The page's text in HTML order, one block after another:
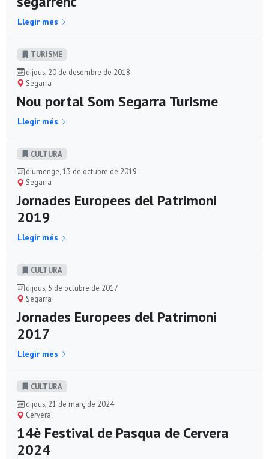
Llegir més
TURISME
dijous, 20 de desembre de 2018
Segarra
Nou portal Som Segarra Turisme
Llegir més
CULTURA
diumenge, 13 de octubre de 2019
Segarra
Jornades Europees del Patrimoni
2019
Llegir més
CULTURA
dijous, 5 de octubre de 2017
Segarra
Jornades Europees del Patrimoni
2017
Llegir més
CULTURA
dijous, 21 de març de 2024
Cervera
14è Festival de Pasqua de Cervera
2024